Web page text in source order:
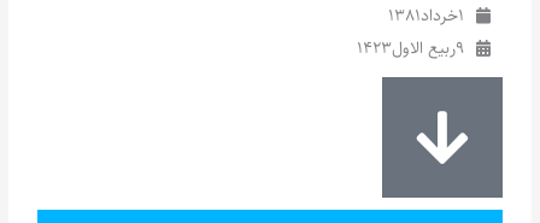
1خرداد1381
9ربیع الاول1423